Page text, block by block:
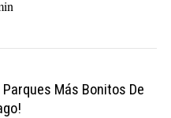
Parques Más Bonitos De